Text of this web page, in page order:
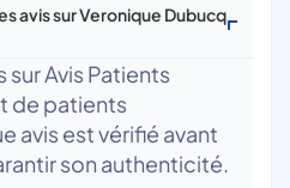
avis sur Veronique Dubucq
sur Avis Patients
de patients
avis est vérifié avant
son authenticité.